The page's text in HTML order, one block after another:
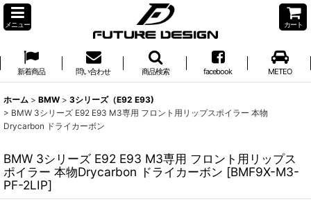
メニュー カート
新着商品 問い合わせ 商品検索 facebook METEO
ホーム > BMW > 3シリーズ（E92 E93)
> BMW 3シリーズ E92 E93 M3専用 フロント用リップスポイラー 本物
Drycarbon ドライカーボン
BMW 3シリーズ E92 E93 M3専用 フロント用リップス
ポイラー 本物Drycarbon ドライカーボン [BMF9X-M3-
PF-2LIP]